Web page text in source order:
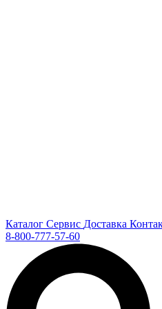
Каталог Сервис Доставка
8-800-777-57-60